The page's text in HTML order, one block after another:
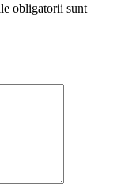
obligatorii sunt